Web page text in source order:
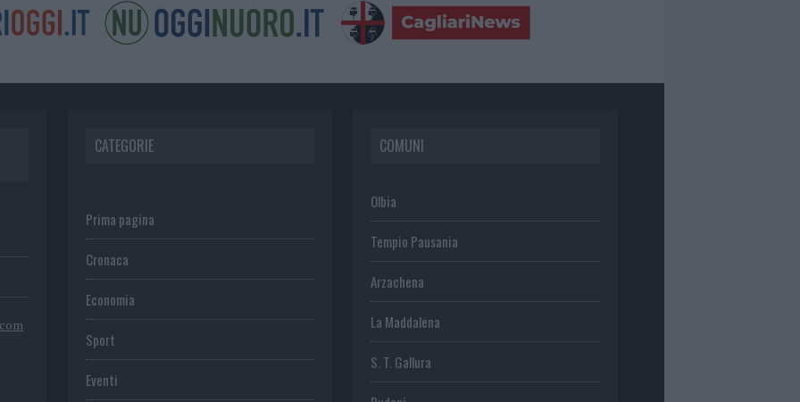
CATEGORIE
Prima pagina
Cronaca
Economia
Sport
Eventi
COMUNI
Olbia
Tempio Pausania
Arzachena
La Maddalena
S. T. Gallura